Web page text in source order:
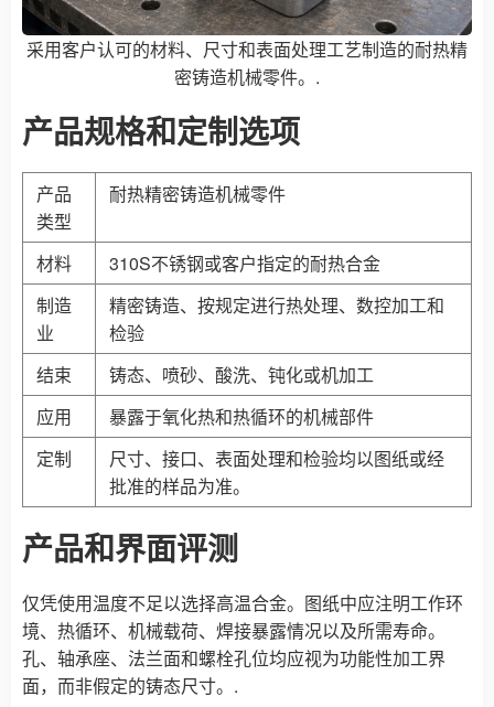
采用客户认可的材料、尺寸和表面处理工艺制造的耐热精
密铸造机械零件。.
产品规格和定制选项
产品
类型
耐热精密铸造机械零件
材料
310S不锈钢或客户指定的耐热合金
制造
业
精密铸造、按规定进行热处理、数控加工和
检验
结束
铸态、喷砂、酸洗、钝化或机加工
应用
暴露于氧化热和热循环的机械部件
定制
尺寸、接口、表面处理和检验均以图纸或经
批准的样品为准。
产品和界面评测
仅凭使用温度不足以选择高温合金。图纸中应注明工作环
境、热循环、机械载荷、焊接暴露情况以及所需寿命。
孔、轴承座、法兰面和螺栓孔位均应视为功能性加工界
面，而非假定的铸态尺寸。.